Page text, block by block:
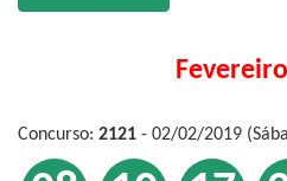
Concurso: 2121 - 02/02/2019